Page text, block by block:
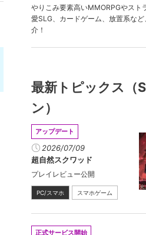
やりこみ要素高いMMORPGやスト
愛SLG、カードゲーム、放置系な
介！
最新トピックス（
ン）
アップデート
2026/07/09
超自然スクワッド
プレイレビュー公開
PC/スマホ スマホゲーム
正式サービス開始